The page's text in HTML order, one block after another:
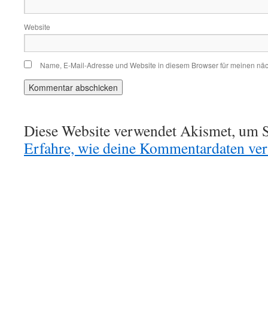
Website
Name, E-Mail-Adresse und Website in diesem Browser für meinen
Diese Website verwendet Akismet, um
Erfahre, wie deine Kommentardaten